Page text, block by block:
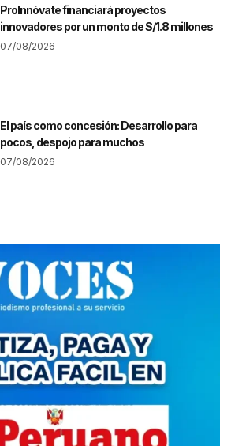
ProInnóvate financiará proyectos
innovadores por un monto de S/1.8 millones
07/08/2026
El país como concesión: Desarrollo para
pocos, despojo para muchos
07/08/2026